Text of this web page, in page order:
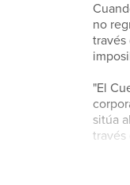
no
través
"El
sitúa
través